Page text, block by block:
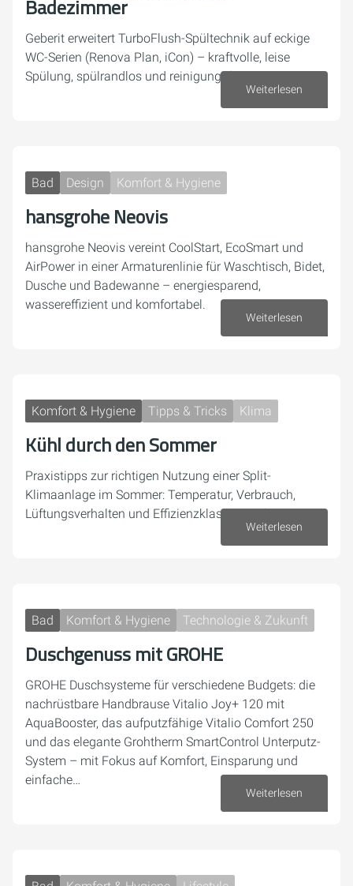
Badezimmer
Geberit erweitert TurboFlush-Spültechnik auf eckige
WC-Serien (Renova Plan, iCon) – kraftvolle, leise
Spülung, spülrandlos und reinigungsfreundlich
Weiterlesen
Bad Design Komfort & Hygiene
hansgrohe Neovis
hansgrohe Neovis vereint CoolStart, EcoSmart und
AirPower in einer Armaturenlinie für Waschtisch, Bidet,
Dusche und Badewanne – energiesparend,
wassereffizient und komfortabel.
Weiterlesen
Komfort & Hygiene Tipps & Tricks Klima
Kühl durch den Sommer
Praxistipps zur richtigen Nutzung einer Split-
Klimaanlage im Sommer: Temperatur, Verbrauch,
Lüftungsverhalten und Effizienzklassen einfach erklärt.
Weiterlesen
Bad Komfort & Hygiene Technologie & Zukunft
Duschgenuss mit GROHE
GROHE Duschsysteme für verschiedene Budgets: die
nachrüstbare Handbrause Vitalio Joy+ 120 mit
AquaBooster, das aufputzfähige Vitalio Comfort 250
und das elegante Grohtherm SmartControl Unterputz-
System – mit Fokus auf Komfort, Einsparung und
einfache…
Weiterlesen